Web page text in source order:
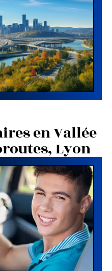
en Vallée
Lyon